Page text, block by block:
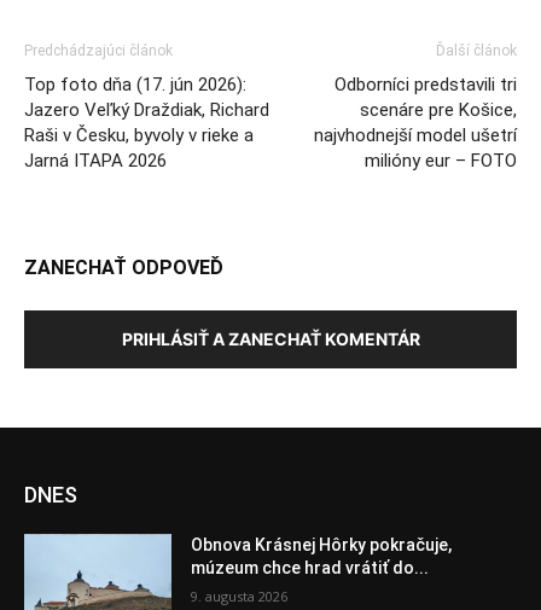
Predchádzajúci článok
Top foto dňa (17. jún 2026):
Jazero Veľký Draždiak, Richard
Raši v Česku, byvoly v rieke a
Jarná ITAPA 2026
Ďalší článok
Odborníci predstavili tri
scenáre pre Košice,
najvhodnejší model ušetrí
milióny eur – FOTO
ZANECHAŤ ODPOVEĎ
PRIHLÁSIŤ A ZANECHAŤ KOMENTÁR
DNES
Obnova Krásnej Hôrky pokračuje,
múzeum chce hrad vrátiť do...
9. augusta 2026